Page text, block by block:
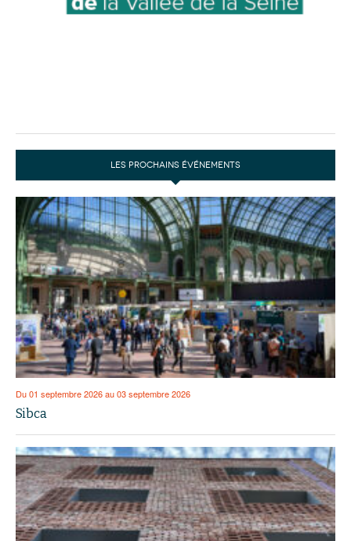
LES PROCHAINS ÉVÉNEMENTS
Du 01 septembre 2026 au 03 septembre 2026
Sibca